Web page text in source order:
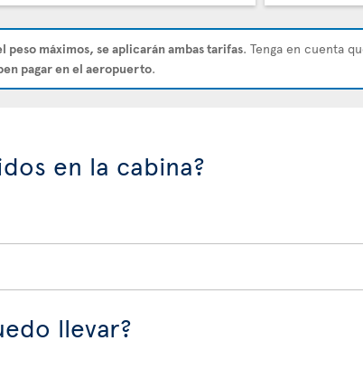
máximos, se aplicarán ambas tarifas. Tenga en cuenta
pagar en el aeropuerto.
en la cabina?
llevar?